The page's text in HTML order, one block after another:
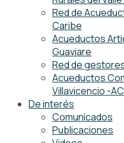
Red de
Caribe
Acueductos
Guaviare
Red de
Acueductos
Villavicencio -
De interés
Comunicados
Publicaciones